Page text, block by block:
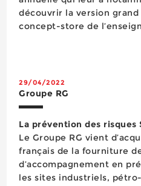
découvrir la version
concept-store de l’enseigne. En juin, les
29/04/2022
Groupe RG
La prévention des risques
Le Groupe RG vient
français de la fourniture
d’accompagnement en
les sites industriels,